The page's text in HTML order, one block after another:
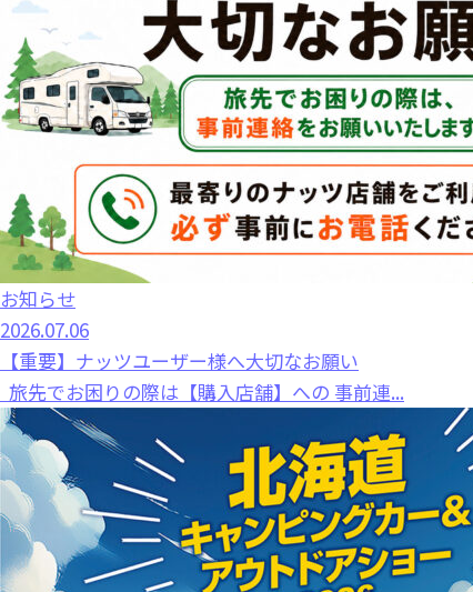
お知らせ
2026.07.06
【重要】ナッツユーザー様へ大切なお願い
旅先でお困りの際は【購入店舗】への 事前連...